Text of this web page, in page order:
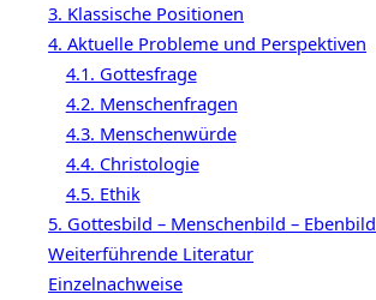
3. Klassische Positionen
4. Aktuelle Probleme und Perspektiven
4.1. Gottesfrage
4.2. Menschenfragen
4.3. Menschenwürde
4.4. Christologie
4.5. Ethik
5. Gottesbild – Menschenbild – Ebenbild
Weiterführende Literatur
Einzelnachweise